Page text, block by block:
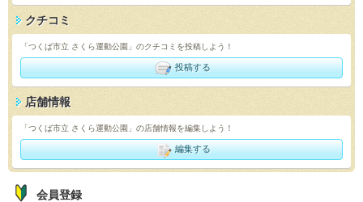
クチコミ
「つくば市立 さくら運動公園」のクチコミを投稿しよう！
投稿する
店舗情報
「つくば市立 さくら運動公園」の店舗情報を編集しよう！
編集する
会員登録